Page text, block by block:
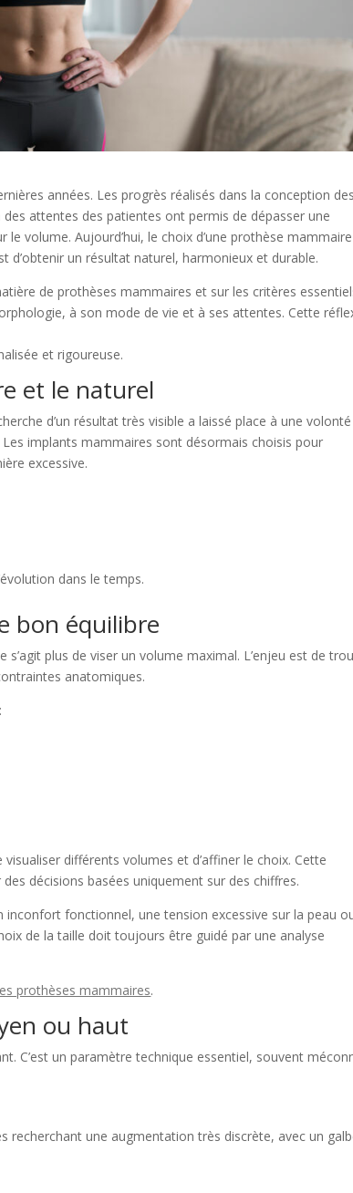
années. Les progrès réalisés dans la conception des
attentes des patientes ont permis de dépasser une
volume. Aujourd’hui, le choix d’une prothèse mammaire
d’obtenir un résultat naturel, harmonieux et durable.
de prothèses mammaires et sur les critères
à son mode de vie et à ses attentes. Cette
et rigoureuse.
et le naturel
d’un résultat très visible a laissé place à une
implants mammaires sont désormais choisis pour
excessive.
dans le temps.
bon équilibre
plus de viser un volume maximal. L’enjeu est de
anatomiques.
différents volumes et d’affiner le choix. Cette
décisions basées uniquement sur des chiffres.
fonctionnel, une tension excessive sur la peau
de la taille doit toujours être guidé par une analyse
prothèses mammaires.
ou haut
C’est un paramètre technique essentiel, souvent
une augmentation très discrète, avec un